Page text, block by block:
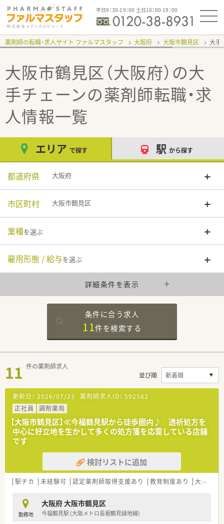
平日9：30-19：00 土日10：00-19：00
薬剤師の転職・求人サイト ファルマスタッフ 大阪府 大阪市鶴見区 大手
大阪市鶴見区（大阪府）の大
手チェーンの薬剤師転職・求
人情報一覧
エリア で探す 駅 から探す
都道府県 大阪府
市区町村 大阪市鶴見区
業種を選ぶ
雇用形態 / 給与を選ぶ
詳細条件を表示
条件に合う求人
11件を検索する
11 件の薬剤師求人
並び順
更新日： 2026/07/23 薬剤師求人ID： 592582
正社員
調剤薬局
【大阪市鶴見区】≪今福鶴見駅から徒歩圏内♪ 透析処方を
中心に好立地を生かして多くの処方箋を応需している店舗
です
検討リストに追加
駅チカ 未経験可 認定薬剤師取得支援あり 教育制度あり 大手チェーン
勤務地
大阪府 大阪市鶴見区
今福鶴見駅 (大阪メトロ長堀鶴見緑地線)